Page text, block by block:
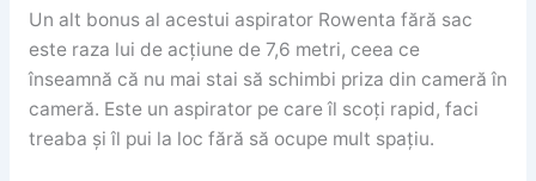
Un alt bonus al acestui aspirator Rowenta fără sac
este raza lui de acțiune de 7,6 metri, ceea ce
înseamnă că nu mai stai să schimbi priza din cameră în
cameră. Este un aspirator pe care îl scoți rapid, faci
treaba și îl pui la loc fără să ocupe mult spațiu.